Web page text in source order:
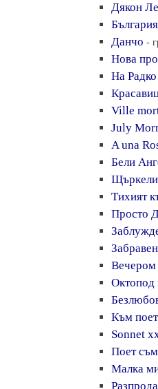
Дякон
България
Данчо -
Нова
На
Ville
July
A una
Бели
Щъркели
Тихият
Просто
Вечером
Към
Sonnet
Поет съм
Малка